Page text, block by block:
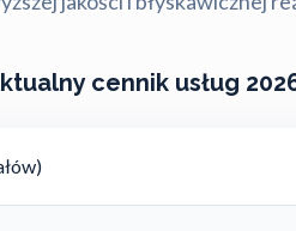
cennik usług